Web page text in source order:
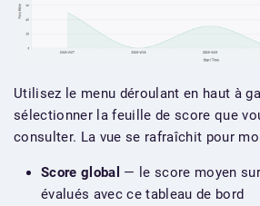
Utilisez le menu déroulant en haut à
sélectionner la feuille de score que
consulter. La vue se rafraîchit pour
Score global — le score moyen
évalués avec ce tableau de bord